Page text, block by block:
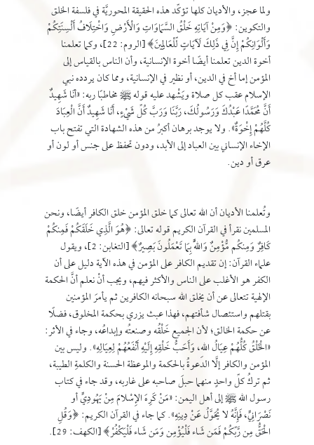
ولما عجز، والأديان كلها تؤكِّد هذه الحقيقة المحوريَّة في فلسفة الخلق
والتكوين: ﴿وَمِنْ آيَاتِهِ خَلْقُ السَّمَاوَاتِ وَالْأَرْضِ وَاخْتِلَافُ أَلْسِنَتِكُمْ
وَأَلْوَانِكُمْ إِنَّ فِي ذَلِكَ لَآيَاتٍ لِّلْعَالِمِينَ﴾ [الروم: 22]، وكما تعلمنا
أخوة الدين تعلمنا أيضًا أخوة الإنسانية، وأن الناس بالقياس إلى
المؤمن إما أخ في الدين، أو نظير في الإنسانية، ومما كان يردده نبي
الإسلام عقب كل صلاة ويَشْهد عليه قوله ﷺ مخاطبًا ربه: «أنَا شَهِيدٌ
أَنَّ مُحَمَّدًا عَبْدُكَ وَرَسُولُكَ، رَبَّنَا وَرَبَّ كُلِّ شَيْءٍ، أَنَا شَهِيدٌ أَنَّ الْعِبَادَ
كُلَّهُمْ إِخْوَةٌ». ولا يوجد برهان أكبرُ من هذه الشهادة التي تفتح باب
الإخاء الإنساني بين العباد إلى الأبد، ودون تحفظ على جنس أو لون أو
عرق أو دين.
وتُعلمنا الأديان أن الله تعالى كما خلق المؤمن خلق الكافر أيضًا، ونحن
المسلمين نقرأ في القرآن الكريم قوله تعالى: ﴿هُوَ الَّذِي خَلَقَكُمْ فَمِنكُمْ
كَافِرٌ وَمِنكُم مُّؤْمِنٌ وَاللَّهُ بِمَا تَعْمَلُونَ بَصِيرٌ﴾ [التغابن: 2]، ويقول
علماء القرآن: إن تقديم الكافر على المؤمن في هذه الآية دليل على أن
الكفر هو الأغلب على الناس والأكثر فيهم، ويجب أنْ نعلم أنَّ الحكمة
الإلهية تتعالى عن أن يخلق الله سبحانه الكافرين ثم يأمرَ المؤمنين
بقتلهم واستئصال شأفتهم، فهذا عبث يزري بحكمة المخلوق، فضلًا
عن حكمة الخالق؛ لأن الجميع خَلْقُه وصنعتُه وإبداعُه، وجاء في الأثر:
«الْخَلْقُ كُلُّهُمْ عِيَالُ اللهِ، وَأَحَبُّ خَلْقِهِ إِلَيْهِ أَنْفَعُهُمْ لِعِيَالِهِ». وليس بين
المؤمن والكافر إلَّا الدعوةُ بالحكمة والموعظة الحسنة والكلمةِ الطيبة،
ثم تركُ كلِّ واحدٍ منهما حبلَ صاحبه على غاربه، وقد جاء في كتاب
رسول الله ﷺ إلى أهل اليمن: «مَنْ كَرِهَ الإِسْلامَ مِنْ يَهُودِيٍّ أو
نَصْرَانِيٍّ، فَإِنَّهُ لا يُحَوَّلُ عَنْ دِينِهِ». كما جاء في القرآن الكريم: ﴿وَقُلِ
الْحَقُّ مِن رَّبِّكُمْ فَمَن شَاء فَلْيُؤْمِن وَمَن شَاء فَلْيَكْفُرْ﴾ [الكهف: 29].